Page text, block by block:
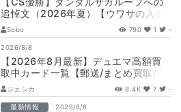
追悼文（2026年夏）【ウワサの入賞
オリジナルデッキ紹介所 – …
Sobo 790 1 -
2026/8/8
【2026年8月最新】デュエマ高額買
取中カード一覧【郵送/まとめ買取/買
取表/相場/金トレジャー】
ジェシカ 8.4K 7 -
最新情報 2026/8/8